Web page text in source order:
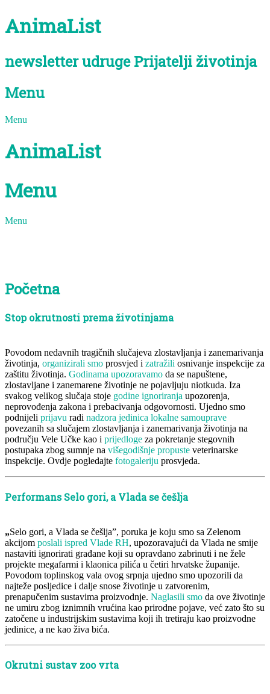
Skip
to
AnimaList
newsletter udruge Prijatelji životinja
Menu
Menu
AnimaList
Menu
Menu
Početna
Stop okrutnosti prema životinjama
Povodom nedavnih tragičnih slučajeva zlostavljanja i zanemarivanja
životinja, organizirali smo prosvjed i zatražili osnivanje inspekcije za
zaštitu životinja. Godinama upozoravamo da se napuštene,
zlostavljane i zanemarene životinje ne pojavljuju niotkuda. Iza
svakog velikog slučaja stoje godine ignoriranja upozorenja,
neprovođenja zakona i prebacivanja odgovornosti. Ujedno smo
podnijeli prijavu radi nadzora jedinica lokalne samouprave
povezanih sa slučajem zlostavljanja i zanemarivanja životinja na
području Vele Učke kao i prijedloge za pokretanje stegovnih
postupaka zbog sumnje na višegodišnje propuste veterinarske
inspekcije. Ovdje pogledajte fotogaleriju prosvjeda.
Performans Selo gori, a Vlada se češlja
„Selo gori, a Vlada se češlja”, poruka je koju smo sa Zelenom
akcijom poslali ispred Vlade RH, upozoravajući da Vlada ne smije
nastaviti ignorirati građane koji su opravdano zabrinuti i ne žele
projekte megafarmi i klaonica pilića u četiri hrvatske županije.
Povodom toplinskog vala ovog srpnja ujedno smo upozorili da
najteže posljedice i dalje snose životinje u zatvorenim,
prenapučenim sustavima proizvodnje. Naglasili smo da ove životinje
ne umiru zbog iznimnih vrućina kao prirodne pojave, već zato što su
zatočene u industrijskim sustavima koji ih tretiraju kao proizvodne
jedinice, a ne kao živa bića.
Okrutni sustav zoo vrta